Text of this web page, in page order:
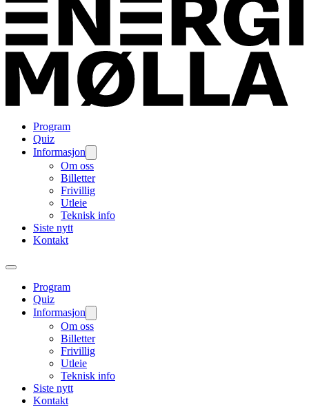
Program
Quiz
Informasjon
Om oss
Billetter
Frivillig
Utleie
Teknisk info
Siste nytt
Kontakt
Program
Quiz
Informasjon
Om oss
Billetter
Frivillig
Utleie
Teknisk info
Siste nytt
Kontakt